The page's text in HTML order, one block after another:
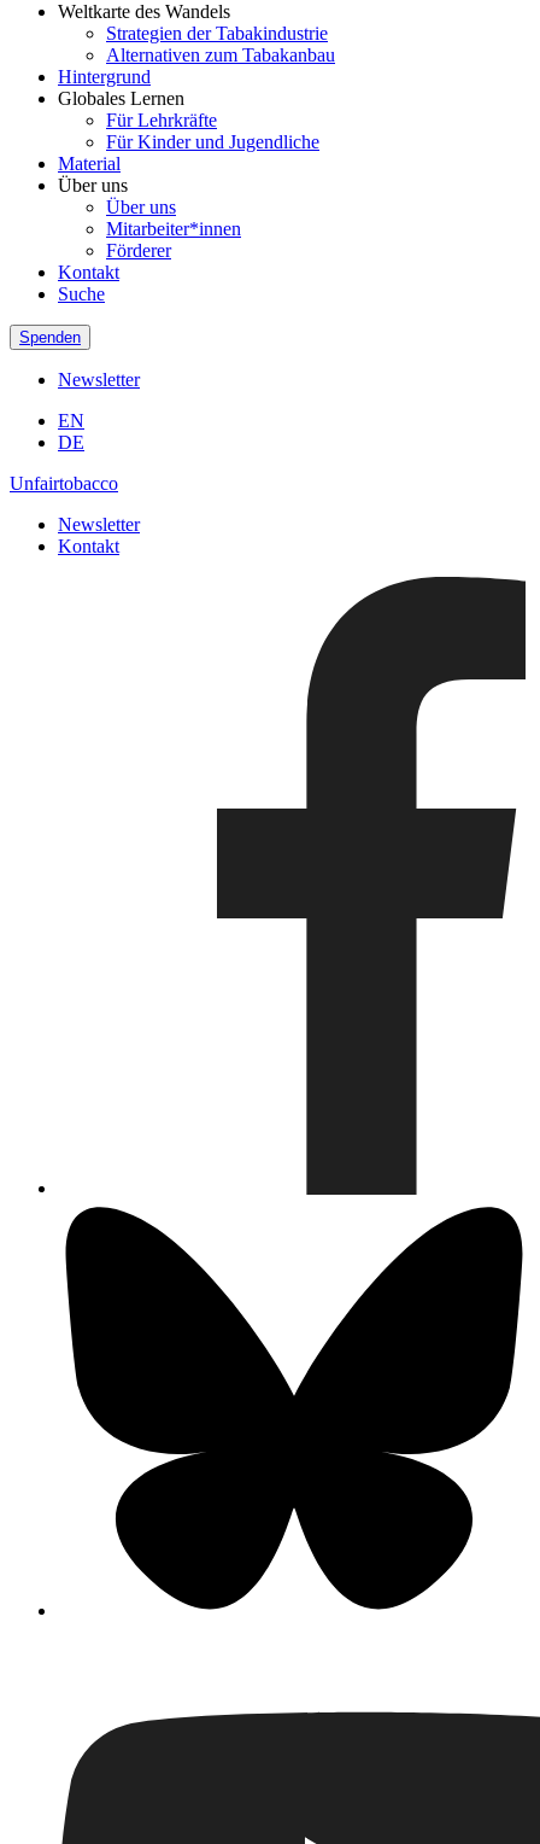
Weltkarte des Wandels
Strategien der Tabakindustrie
Alternativen zum Tabakanbau
Hintergrund
Globales Lernen
Für Lehrkräfte
Für Kinder und Jugendliche
Material
Über uns
Über uns
Mitarbeiter*innen
Förderer
Kontakt
Suche
Spenden
Newsletter
EN
DE
Unfairtobacco
Newsletter
Kontakt